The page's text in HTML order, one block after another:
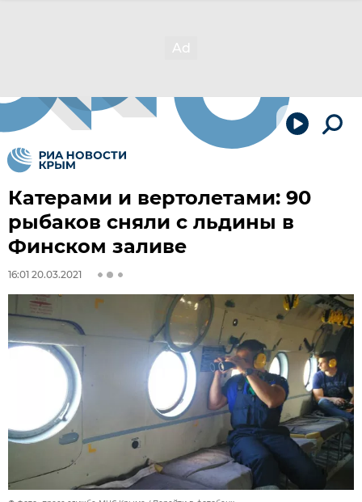
Катерами и вертолетами: 90
рыбаков сняли с льдины в
Финском заливе
16:01 20.03.2021